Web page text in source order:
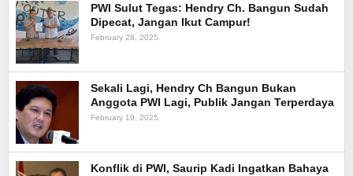
PWI Sulut Tegas: Hendry Ch. Bangun Sudah
Dipecat, Jangan Ikut Campur!
February 28, 2025
Sekali Lagi, Hendry Ch Bangun Bukan
Anggota PWI Lagi, Publik Jangan Terperdaya
February 19, 2025
Konflik di PWI, Saurip Kadi Ingatkan Bahaya